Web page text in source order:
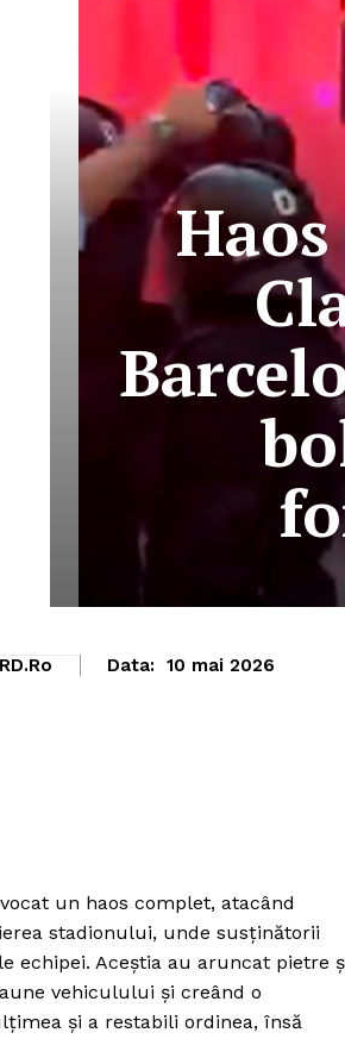
Data: 10 mai 2026
un haos complet, atacând
stadionului, unde susținătorii
Aceștia au aruncat pietre
vehiculului și creând o
și a restabili ordinea, însă